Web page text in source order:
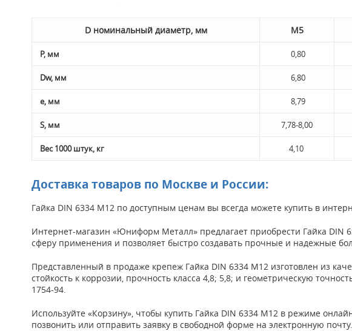
D номинальный диаметр, мм М5
Р, мм 0,80
Dw, мм 6,80
е, мм 8,79
S, мм 7,78-8,00
Вес 1000 штук, кг 4,10
Доставка товаров по Москве и России:
Гайка DIN 6334 М12 по доступным ценам вы всегда можете купить в
Интернет-магазин «Юниформ Металл» предлагает приобрести Гайка
сферу применения и позволяет быстро создавать прочные и надежные
Представленный в продаже крепеж Гайка DIN 6334 М12 изготовлен из
стойкость к коррозии, прочность класса 4,8; 5,8; и геометрическую
1754-94.
Используйте «Корзину», чтобы купить Гайка DIN 6334 М12 в режиме
позвонить или отправить заявку в свободной форме на электронную почту.